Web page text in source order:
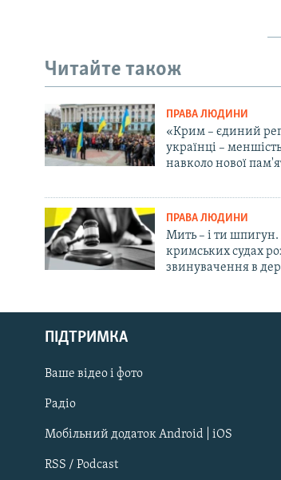
Русский
Qırımtatar
ДОЛУЧАЙСЯ!
Читайте також
ПРАВА ЛЮДИНИ
«Крим – єдиний
українці –
навколо нової
ПРАВА ЛЮДИНИ
Мить – і ти шпигун.
кримських судах
звинувачення в
ПІДТРИМКА
Ваше відео і фото
Радіо
Мобільний додаток Android | iOS
RSS / Podcast